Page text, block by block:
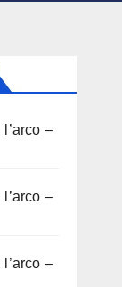
–
–
–